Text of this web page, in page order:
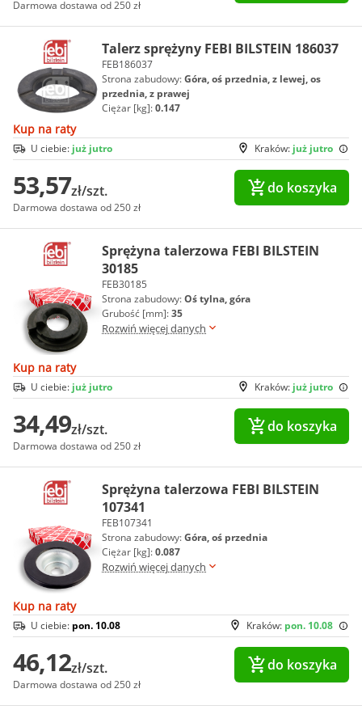
Darmowa dostawa od 250 zł
Talerz sprężyny FEBI BILSTEIN 186037
FEB186037
Strona zabudowy:Góra, oś przednia, z lewej, os
przednia, z prawej
Ciężar [kg]:0.147
Kup na raty
Kraków: już jutro
U ciebie: już jutro
53,57zł/szt.
Darmowa dostawa od 250 zł
do koszyka
Sprężyna talerzowa FEBI BILSTEIN
30185
FEB30185
Strona zabudowy:Oś tylna, góra
Grubość [mm]:35
Rozwiń więcej danych
Kup na raty
Kraków: już jutro
U ciebie: już jutro
34,49zł/szt.
Darmowa dostawa od 250 zł
do koszyka
Sprężyna talerzowa FEBI BILSTEIN
107341
FEB107341
Strona zabudowy:Góra, oś przednia
Ciężar [kg]:0.087
Rozwiń więcej danych
Kup na raty
Kraków: pon. 10.08
U ciebie: pon. 10.08
46,12zł/szt.
Darmowa dostawa od 250 zł
do koszyka